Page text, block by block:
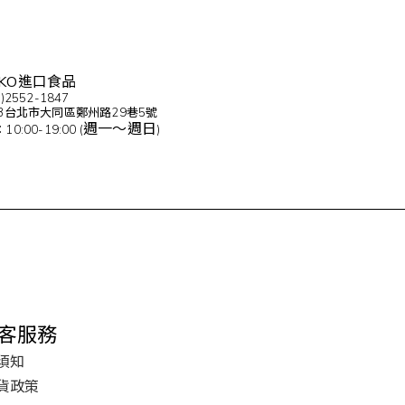
進口食品
1847
北市大同區鄭州路29巷5號
10:00-19:00 (週一～週日)
服務
知
政策